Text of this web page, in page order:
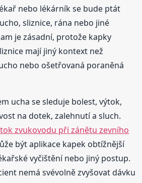
nebo lékárník se bude ptát
sliznice, rána nebo jiné
je zásadní, protože kapky
mají jiný kontext než
nebo ošetřovaná poraněná
ucha se sleduje bolest, výtok,
na dotek, zalehnutí a sluch.
zvukovodu při zánětu zevního
být aplikace kapek obtížnější
vyčištění nebo jiný postup.
nemá svévolně zvyšovat dávku